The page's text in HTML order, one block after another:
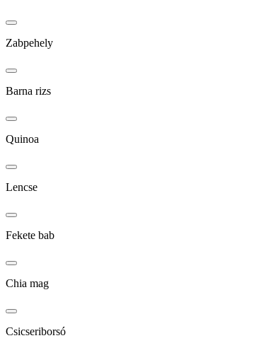
Zabpehely
Barna rizs
Quinoa
Lencse
Fekete bab
Chia mag
Csicseriborsó